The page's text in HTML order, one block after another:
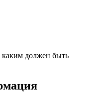
каким должен быть